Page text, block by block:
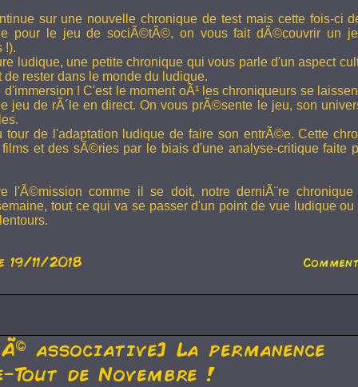
sur une nouvelle chronique de test mais cette fois-ci
pour le jeu de sociÃ©tÃ©, on vous fait dÃ©couvrir un
!).
ludique, une petite chronique qui vous parle d'un aspect
de rester dans le monde du ludique.
d'immersion ! C'est le moment oÃ¹ les chroniqueurs se
jeu de rÃ´le en direct. On vous prÃ©sente le jeu, son
tour de l'adaptation ludique de faire son entrÃ©e. Cette
et des sÃ©ries par le biais d'une analyse-critique faite
l'Ã©mission comme il se doit, notre derniÃ¨re
tout ce qui va se passer d'un point de vue ludique ou
11/2018
associative] La permanence
Tout de Novembre !